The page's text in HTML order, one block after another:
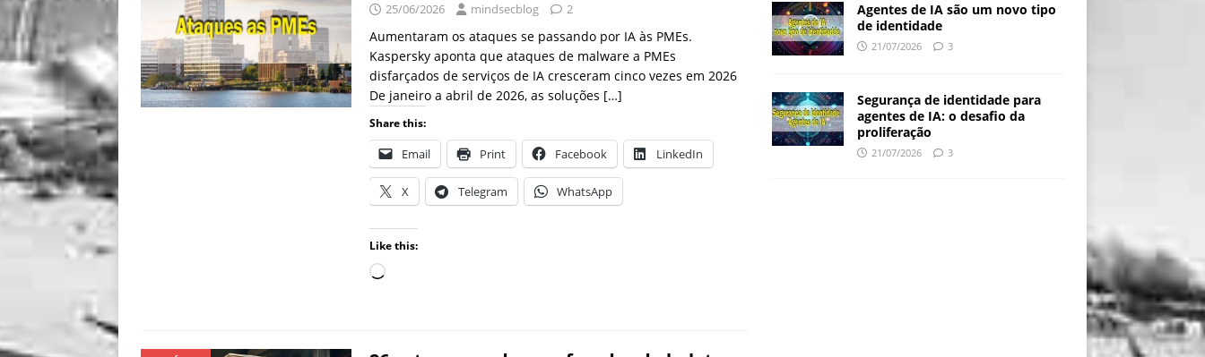
25/06/2026 mindsecblog 2
Aumentaram os ataques se passando por IA às PMEs.
Kaspersky aponta que ataques de malware a PMEs
disfarçados de serviços de IA cresceram cinco vezes em 2026
De janeiro a abril de 2026, as soluções […]
Share this:
Email Print Facebook LinkedIn
X Telegram WhatsApp
Like this:
Agentes de IA são um novo tipo
de identidade
21/07/2026 3
Segurança de identidade para
agentes de IA: o desafio da
proliferação
21/07/2026 3